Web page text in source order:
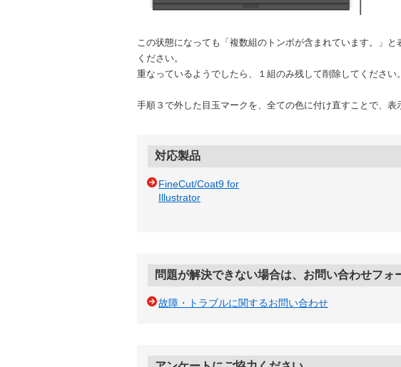
この状態になっても「複数組のトンボが含まれています。」
ください。
重なっているようでしたら、１組のみ残して削除してください。
手順３で外した目玉マークを、全ての色に付け直すことで、表
対応製品
FineCut/Coat9 for
Illustrator
問題が解決できない場合は、お問い合わせフォ
故障・トラブルに関するお問い合わせ